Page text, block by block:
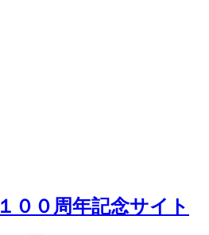
０周年記念サイト